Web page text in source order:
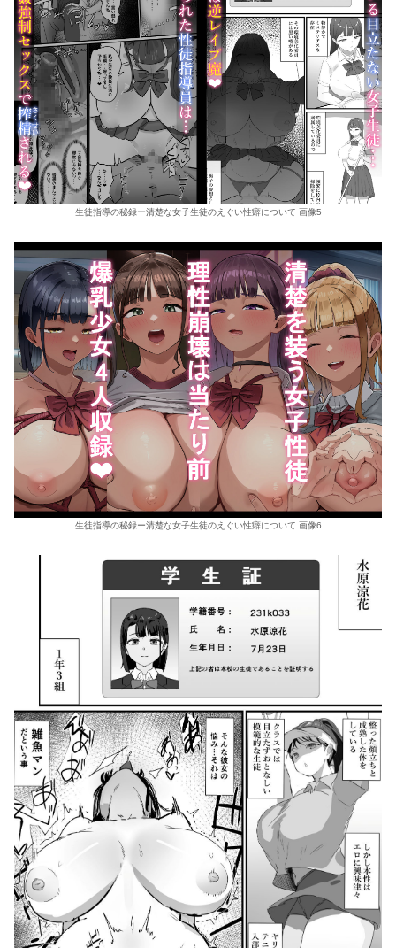
生徒指導の秘録ー清楚な女子生徒のえぐい性癖について 画像5
生徒指導の秘録ー清楚な女子生徒のえぐい性癖について 画像6